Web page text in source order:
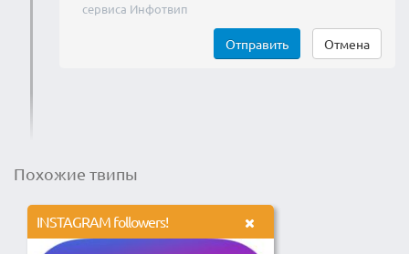
сервиса Инфотвип
Отправить Отмена
Похожие твипы
INSTAGRAM followers!